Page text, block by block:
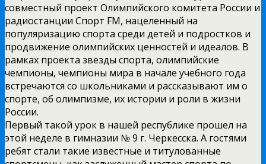
совместный проект Олимпийского комитета России и
радиостанции Спорт FM, нацеленный на
популяризацию спорта среди детей и подростков и
продвижение олимпийских ценностей и идеалов. В
рамках проекта звезды спорта, олимпийские
чемпионы, чемпионы мира в начале учебного года
встречаются со школьниками и рассказывают им о
спорте, об олимпизме, их истории и роли в жизни
России.
Первый такой урок в нашей республике прошел на
этой неделе в гимназии № 9 г. Черкесска. А гостями
ребят стали такие известные и титулованные